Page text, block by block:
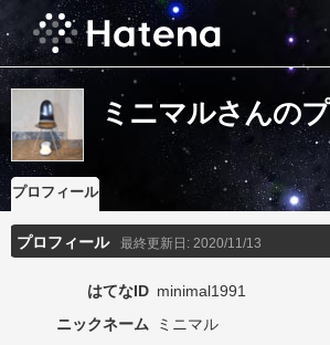
ミニマルさんの
プロフィール
プロフィール 最終更新日: 2020/11/13
はてなID minimal1991
ニックネーム
ミニマル